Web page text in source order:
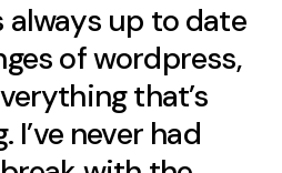
always up to date
of wordpress,
that’s
I’ve never had